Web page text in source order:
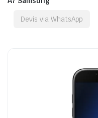
Devis via WhatsApp